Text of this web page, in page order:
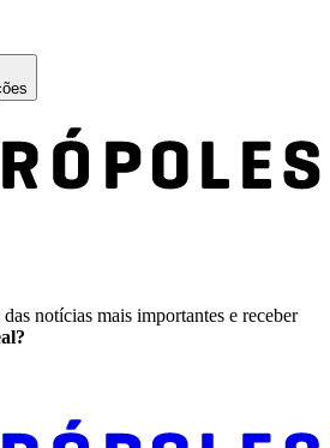
notícias mais importantes e receber